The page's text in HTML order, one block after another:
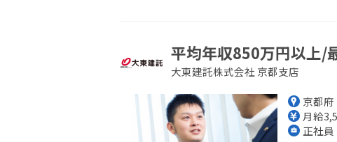
平均年収850万円以上/
大東建託株式会社 京都支店
京都
月給
正社員